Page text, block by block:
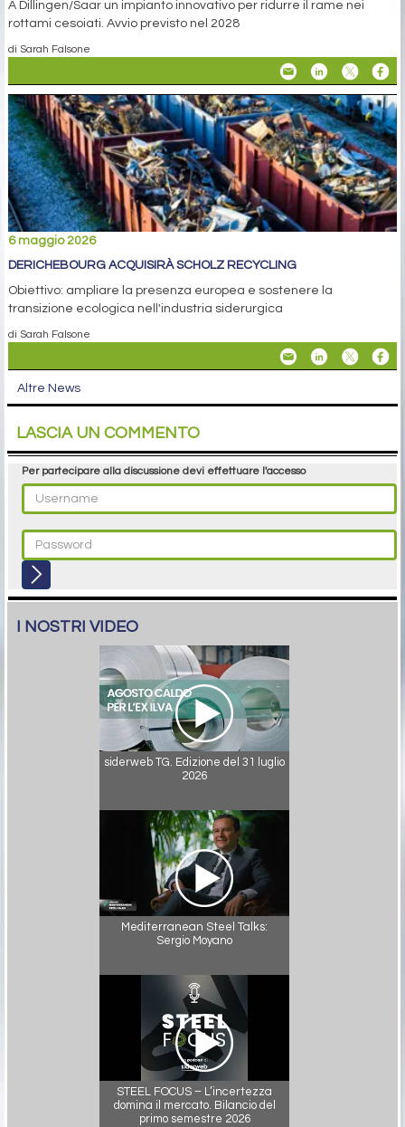
A Dillingen/Saar un impianto innovativo per ridurre il rame nei
rottami cesoiati. Avvio previsto nel 2028
di Sarah Falsone
6 maggio 2026
DERICHEBOURG ACQUISIRÀ SCHOLZ RECYCLING
Obiettivo: ampliare la presenza europea e sostenere la
transizione ecologica nell'industria siderurgica
di Sarah Falsone
Altre News
LASCIA UN COMMENTO
Per partecipare alla discussione devi effettuare l'accesso
I NOSTRI VIDEO
siderweb TG. Edizione del 31 luglio
2026
Mediterranean Steel Talks:
Sergio Moyano
STEEL FOCUS – L’incertezza
domina il mercato. Bilancio del
primo semestre 2026